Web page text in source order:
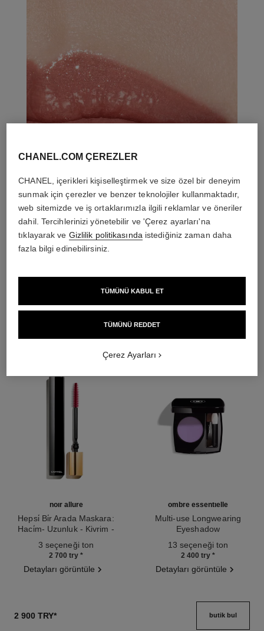
THE PERFECT MATCH
noir allure
Hepsi̇ Bi̇r Arada Maskara:
Haci̇m- Uzunluk - Kivrim -
3 seçeneği ton
2 700 try *
Detayları görüntüle
ombre essentielle
Multi-use Longwearing
Eyeshadow
13 seçeneği ton
2 400 try *
Detayları görüntüle
2 900 TRY* butik bul
CHANEL.COM ÇEREZLER
CHANEL, içerikleri kişiselleştirmek ve size özel bir deneyim
sunmak için çerezler ve benzer teknolojiler kullanmaktadır,
web sitemizde ve iş ortaklarımızla ilgili reklamlar ve öneriler
dahil. Tercihlerinizi yönetebilir ve 'Çerez ayarları'na
tıklayarak ve Gizlilik politikasında istediğiniz zaman daha
fazla bilgi edinebilirsiniz.
TÜMÜNÜ REDDET
TÜMÜNÜ KABUL ET
Çerez Ayarları